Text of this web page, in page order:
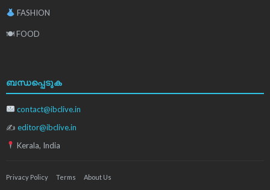
FASHION
🍽 FOOD
ബന്ധപ്പെടുക
contact@ibclive.in
✍ editor@ibclive.in
Kerala, India
Privacy Policy Terms About Us